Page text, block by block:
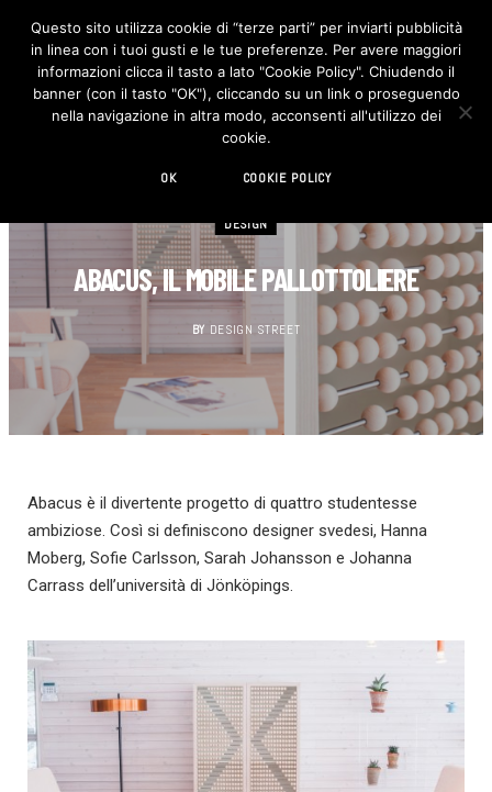
F
c
e
b
o
I
n
s
t
DESIGN
ABACUS, IL MOBILE PALLOTTOLIERE
BY DESIGN STREET
Abacus è il divertente progetto di quattro studentesse
ambiziose. Così si definiscono designer svedesi, Hanna
Moberg, Sofie Carlsson, Sarah Johansson e Johanna
Carrass dell’università di Jönköpings.
Questo sito utilizza cookie di “terze parti” per inviarti pubblicità
in linea con i tuoi gusti e le tue preferenze. Per avere maggiori
informazioni clicca il tasto a lato "Cookie Policy". Chiudendo il
banner (con il tasto "OK"), cliccando su un link o proseguendo
nella navigazione in altra modo, acconsenti all'utilizzo dei
cookie.
OK COOKIE POLICY